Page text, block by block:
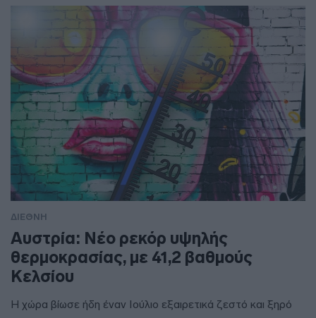
ΔΙΕΘΝΗ
Αυστρία: Νέο ρεκόρ υψηλής
θερμοκρασίας, με 41,2 βαθμούς
Κελσίου
Η χώρα βίωσε ήδη έναν Ιούλιο εξαιρετικά ζεστό και ξηρό